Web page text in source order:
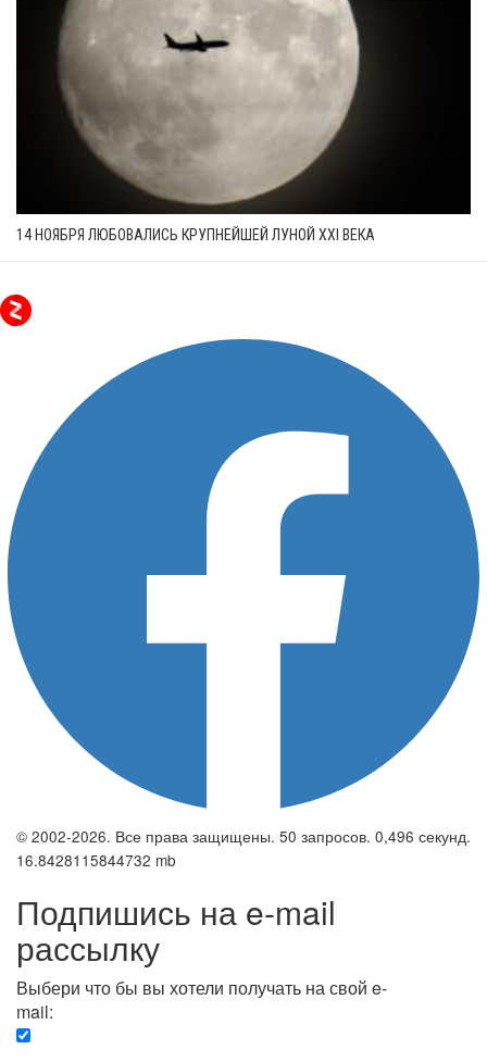
14 НОЯБРЯ ЛЮБОВАЛИСЬ КРУПНЕЙШЕЙ ЛУНОЙ XXI ВЕКА
© 2002-2026. Все права защищены. 50 запросов. 0,496 секунд.
16.8428115844732 mb
Подпишись на e-mail
рассылку
Выбери что бы вы хотели получать на свой e-
mail: